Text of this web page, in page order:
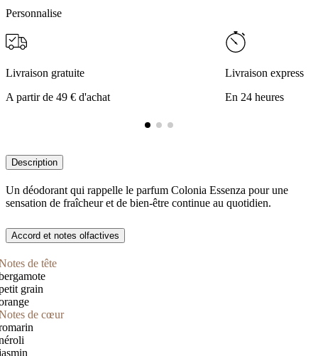
Personnalise
Livraison gratuite
A partir de 49 € d'achat
Livraison express
En 24 heures
Description
Un déodorant qui rappelle le parfum Colonia Essenza pour une
sensation de fraîcheur et de bien-être continue au quotidien.
Accord et notes olfactives
de tête
grain
de cœur